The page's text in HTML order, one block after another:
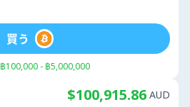
฿100,000 - ฿5,000,000
買う
$100,915.86 AUD